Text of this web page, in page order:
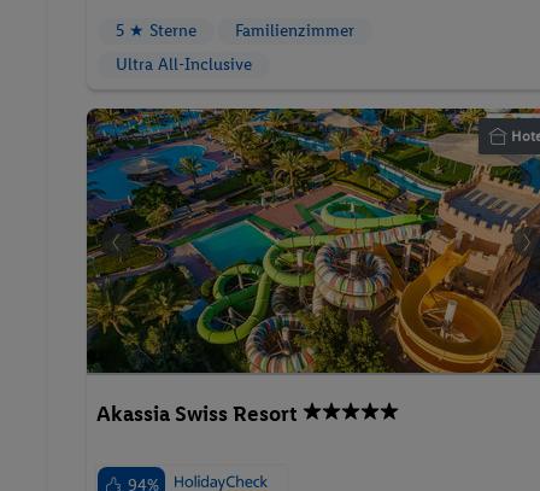
5 ★ Sterne
Familienzimmer
Ultra All-Inclusive
Akassia Swiss Resort
94%